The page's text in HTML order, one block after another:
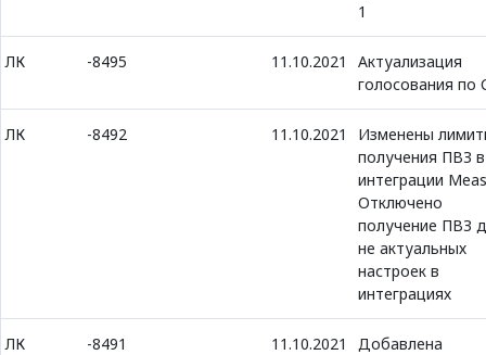
1
ЛК -8495 11.10.2021
Актуализация
голосования по
ЛК -8492 11.10.2021
Изменены
получения ПВЗ в
интеграции
Отключено
получение ПВЗ
не актуальных
настроек в
интеграциях
ЛК -8491 11.10.2021
Добавлена